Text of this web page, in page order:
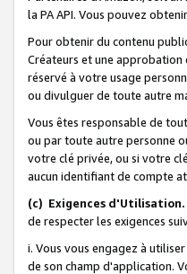
la PA API. Vous pouvez
Pour obtenir du contenu
Créateurs et une approbation
réservé à votre usage
ou divulguer de toute autre
Vous êtes responsable de
ou par toute autre personne
votre clé privée, ou si votre
aucun identifiant de compte
(c) Exigences d'Utilisation.
de respecter les exigences
i. Vous vous engagez à
de son champ d'application.